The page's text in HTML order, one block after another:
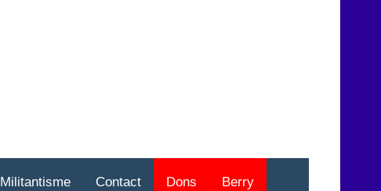
Militantisme Contact Dons Berry